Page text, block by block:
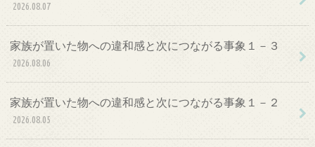
2026.08.07
家族が置いた物への違和感と次につながる事象１－３
2026.08.06
家族が置いた物への違和感と次につながる事象１－２
2026.08.05